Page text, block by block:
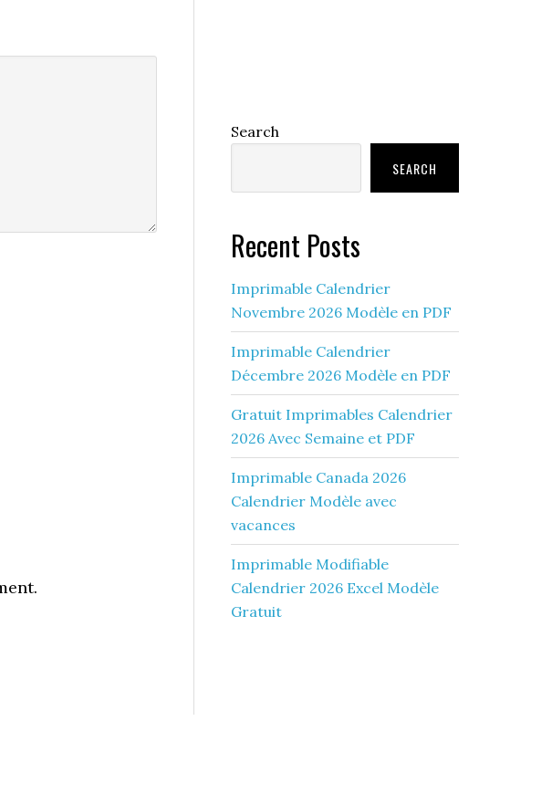
Search
SEARCH
Recent Posts
Imprimable Calendrier
Novembre 2026 Modèle en PDF
Imprimable Calendrier
Décembre 2026 Modèle en PDF
Gratuit Imprimables Calendrier
2026 Avec Semaine et PDF
Imprimable Canada 2026
Calendrier Modèle avec
vacances
Imprimable Modifiable
Calendrier 2026 Excel Modèle
Gratuit